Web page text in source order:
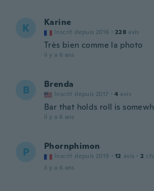
K Karine
Inscrit depuis 2016 · 228 avis
Très bien comme la photo
il y a 6 ans
B Brenda
Inscrit depuis 2017 · 4 avis
Bar that holds roll is
il y a 6 ans
P Phornphimon
Inscrit depuis 2019 · 12 avis · 2
il y a 6 ans